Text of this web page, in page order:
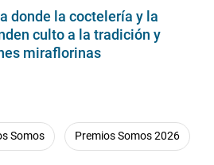
donde la coctelería y la
culto a la tradición y
miraflorinas
Somos Premios Somos 2026